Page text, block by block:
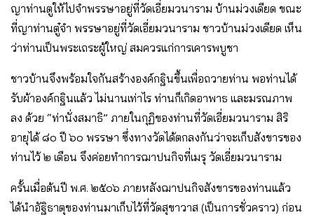
ญาท่านตูให้ไปจําพรรษาอยู่ที่วัดเอี่ยมวนาราม บ้านม่วงเดียด ขณะ
ที่ญาท่านตู๋จํา พรรษาอยู่ที่วัดเอี่ยมวนาราม ชาวบ้านม่วงเดียด เห็น
ว่าท่านเป็นพระเถระผู้ใหญ่ สมควรแก่การเคารพบูชา
ชาวบ้านจึงพร้อมใจกันสร้างองค์กฐินขึ้นเพื่อถวายท่าน พอท่านได้
รับผ้าองค์กฐินแล้ว ไม่นานเท่าไร ท่านก็เกิดอาพาธ และมรณภาพ
ลง ด้วย “ท่านั่งสมาธิ” ภายในกุฏิของท่านที่วัดเอี่ยมวนาราม สิริ
อายุได้ ๘๐ ปี ๖๐ พรรษา ซึ่งทางวัดได้ตกลงกันว่าจะเก็บสังขารของ
ท่านไว้ ๒ เดือน จึงค่อยทําการฌาปนกิจที่เมรุ วัดเอี่ยมวนาราม
ครั้นเมื่อต้นปี พ.ศ. ๒๕๐๖ ภายหลังฌาปนกิจสังขารของท่านแล้ว
ได้นําอัฐิธาตุของท่านมาเก็บไว้ที่วัดสุขาวาส (เป็นการชั่วคราว) ก่อน